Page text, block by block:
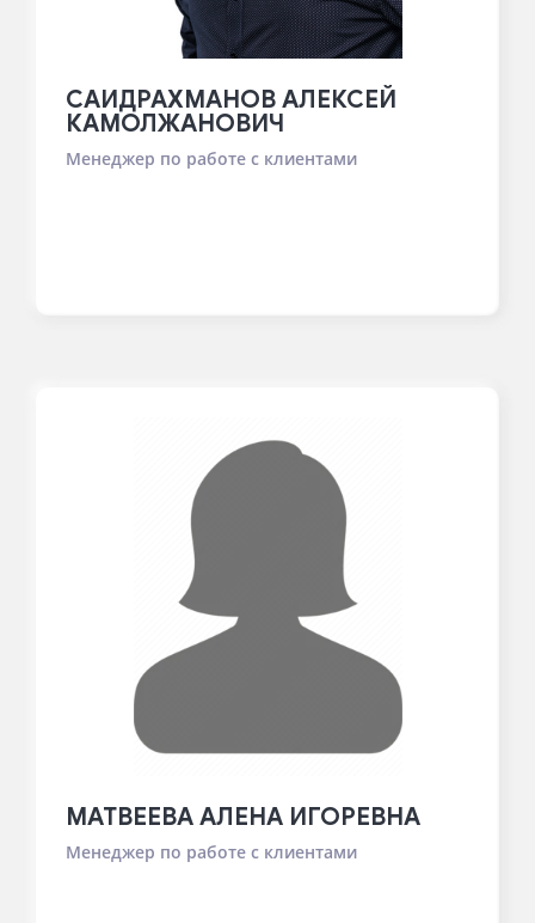
САИДРАХМАНОВ АЛЕКСЕЙ
КАМОЛЖАНОВИЧ
Менеджер по работе с клиентами
МАТВЕЕВА АЛЕНА ИГОРЕВНА
Менеджер по работе с клиентами